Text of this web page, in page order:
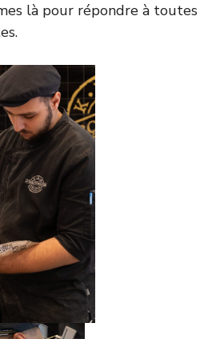
là pour répondre à toutes